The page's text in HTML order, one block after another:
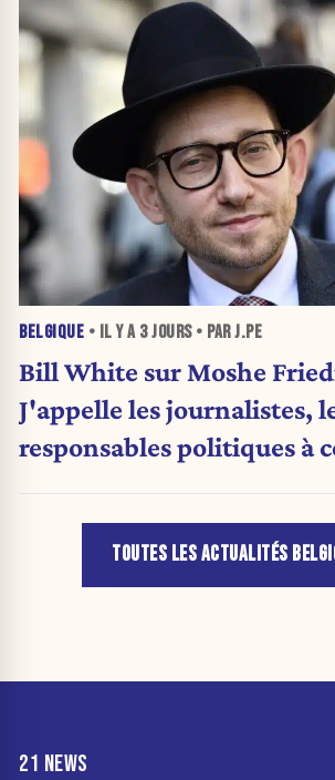
BELGIQUE • IL Y A 3 JOURS• PAR J.PE
Bill White sur Moshe
J'appelle les journalistes,
responsables politiques à
TOUTES LES ACTUALITÉS
21 NEWS